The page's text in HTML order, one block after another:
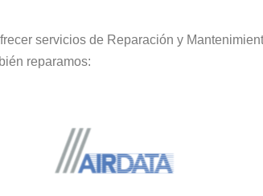
servicios de Reparación y
reparamos: